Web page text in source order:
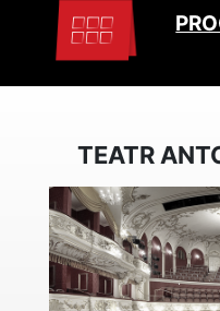
TEATR